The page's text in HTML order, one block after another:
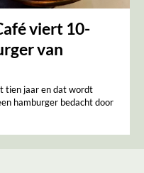
viert 10-
van
tien jaar en dat wordt
hamburger bedacht door